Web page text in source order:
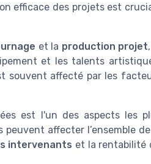
efficace des projets est
et la production projet
et les talents
souvent affecté par les
est l'un des aspects les
peuvent affecter l’ensemble
intervenants et la rentabilité